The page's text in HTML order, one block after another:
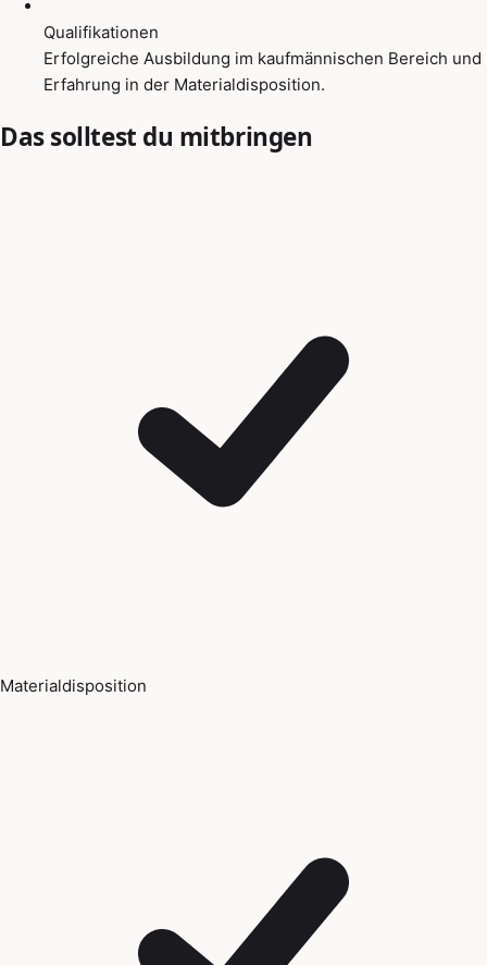
Qualifikationen
Erfolgreiche Ausbildung im kaufmännischen Bereich und
Erfahrung in der Materialdisposition.
Das solltest du mitbringen
Materialdisposition